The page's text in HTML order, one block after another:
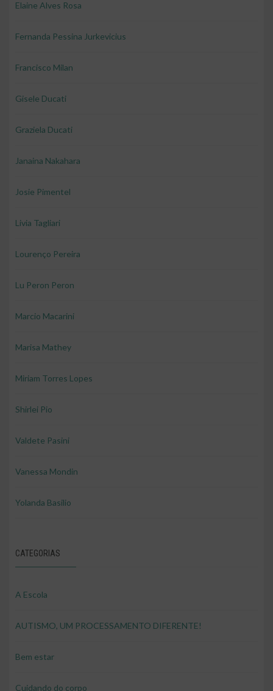
Elaine Alves Rosa
Fernanda Pessina Jurkevicius
Francisco Milan
Gisele Ducati
Graziela Ducati
Janaina Nakahara
Josie Pimentel
Livia Tagliari
Lourenço Pereira
Lu Peron Peron
Marcio Macarini
Marisa Mathey
Miriam Torres Lopes
Shirlei Pio
Valdete Pasini
Vanessa Mondin
Yolanda Basilio
CATEGORIAS
A Escola
AUTISMO, UM PROCESSAMENTO DIFERENTE!
Bem estar
Cuidando do corpo